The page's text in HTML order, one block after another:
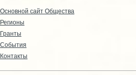
Основной сайт Общества
Регионы
Гранты
События
Контакты